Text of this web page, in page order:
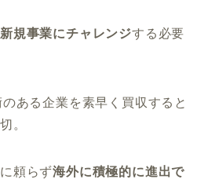
新規事業にチャレンジする必要
ある企業を素早く買収すると
。
頼らず海外に積極的に進出で